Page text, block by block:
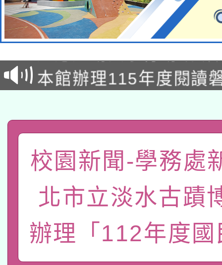
本校115學年度第2次
招甄選結果公告(無人
招)
適應運動共學行動站研
本館辦理115年度閱讀
科技賦能─人工智慧
礎課程
A3數位素養講師名單
「數位內容與教學軟
pilot」
有關大陸委員會函釋公
薪期間赴陸應申請許可
轉知經濟部水利署委託
業技術研究院辦理「
用水績優單位及節水達
115年8月22日(星期六
桃園市孔廟祈福系列
2026年桃園地景藝術
校園新聞-學務處
北市立淡水古蹟
辦理「112年度